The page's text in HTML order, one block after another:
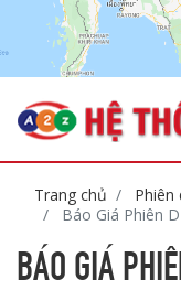
Trang chủ
Phiên
Báo Giá Phiên
BÁO GIÁ